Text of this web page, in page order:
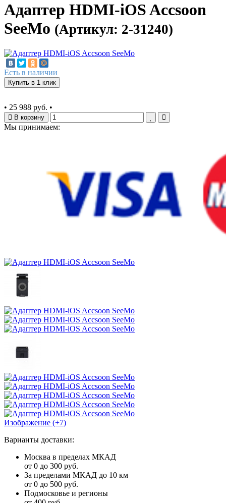
Адаптер HDMI-iOS Accsoon
SeeMo (Артикул: 2-31240)
Есть в наличии
Купить в 1 клик
• 25 988 руб. •
В корзину
Мы принимаем:
Изображение (+7)
Варианты доставки:
Москва в пределах МКАД
от 0 до 300 руб.
За пределами МКАД до 10 км
от 0 до 500 руб.
Подмосковье и регионы